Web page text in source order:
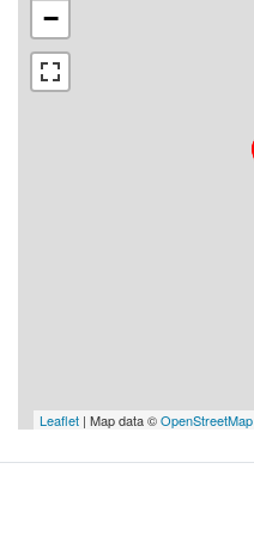
−
Leaflet | Map data ©OpenStreetMap